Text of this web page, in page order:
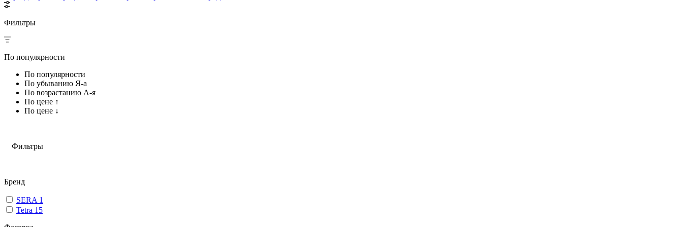
Фильтры
По популярности
По популярности
По убыванию Я-а
По возрастанию А-я
По цене ↑
По цене ↓
Фильтры
Бренд
SERA 1
Tetra 15